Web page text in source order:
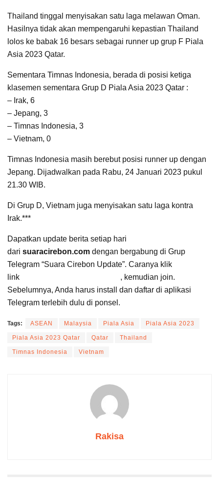
Thailand tinggal menyisakan satu laga melawan Oman.
Hasilnya tidak akan mempengaruhi kepastian Thailand
lolos ke babak 16 besars sebagai runner up grup F Piala
Asia 2023 Qatar.
Sementara Timnas Indonesia, berada di posisi ketiga
klasemen sementara Grup D Piala Asia 2023 Qatar :
– Irak, 6
– Jepang, 3
– Timnas Indonesia, 3
– Vietnam, 0
Timnas Indonesia masih berebut posisi runner up dengan
Jepang. Dijadwalkan pada Rabu, 24 Januari 2023 pukul
21.30 WIB.
Di Grup D, Vietnam juga menyisakan satu laga kontra
Irak.***
Dapatkan update berita setiap hari
dari suaracirebon.com dengan bergabung di Grup
Telegram “Suara Cirebon Update”. Caranya klik
link
, kemudian join.
Sebelumnya, Anda harus install dan daftar di aplikasi
Telegram terlebih dulu di ponsel.
Tags: ASEAN Malaysia Piala Asia Piala Asia 2023
Piala Asia 2023 Qatar Qatar Thailand
Timnas Indonesia Vietnam
Rakisa